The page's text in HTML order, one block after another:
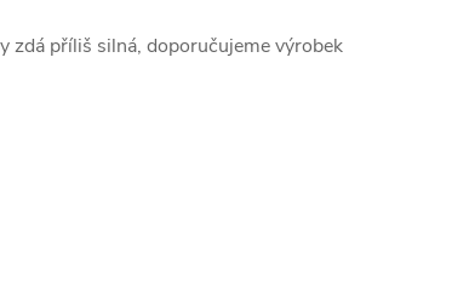
zdá příliš silná, doporučujeme výrobek